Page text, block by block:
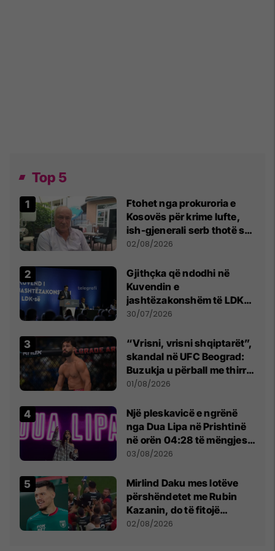
Top 5
Ftohet nga prokuroria e
Kosovës për krime lufte,
ish-gjenerali serb thotë se
dikush e tradhtoi në
02/08/2026
Gjithçka që ndodhi në
Kuvendin e
jashtëzakonshëm të LDK-
së
30/07/2026
“Vrisni, vrisni shqiptarët”,
skandal në UFC Beograd:
Buzukja u përball me thirrje
anti-shqiptare nga
01/08/2026
Një pleskavicë e ngrënë
nga Dua Lipa në Prishtinë
në orën 04:28 të mëngjesit
- dhe bota digjitale serbe
03/08/2026
Mirlind Daku mes lotëve
përshëndetet me Rubin
Kazanin, do të fitojë
miliona te Spartak Moska
02/08/2026